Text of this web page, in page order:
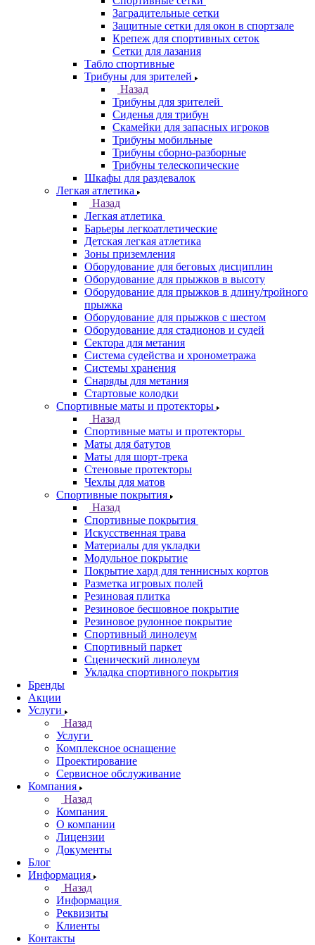
Заградительные сетки
Защитные сетки для окон в спортзале
Крепеж для спортивных сеток
Сетки для лазания
Табло спортивные
Трибуны для зрителей
Назад
Трибуны для зрителей
Сиденья для трибун
Скамейки для запасных игроков
Трибуны мобильные
Трибуны сборно-разборные
Трибуны телескопические
Шкафы для раздевалок
Легкая атлетика
Назад
Легкая атлетика
Барьеры легкоатлетические
Детская легкая атлетика
Зоны приземления
Оборудование для беговых дисциплин
Оборудование для прыжков в высоту
Оборудование для прыжков в длину/тройного
прыжка
Оборудование для прыжков с шестом
Оборудование для стадионов и судей
Сектора для метания
Система судейства и хронометража
Системы хранения
Снаряды для метания
Стартовые колодки
Спортивные маты и протекторы
Назад
Спортивные маты и протекторы
Маты для батутов
Маты для шорт-трека
Стеновые протекторы
Чехлы для матов
Спортивные покрытия
Назад
Спортивные покрытия
Искусственная трава
Материалы для укладки
Модульное покрытие
Покрытие хард для теннисных кортов
Разметка игровых полей
Резиновая плитка
Резиновое бесшовное покрытие
Резиновое рулонное покрытие
Спортивный линолеум
Спортивный паркет
Сценический линолеум
Укладка спортивного покрытия
Бренды
Акции
Услуги
Назад
Услуги
Комплексное оснащение
Проектирование
Сервисное обслуживание
Компания
Назад
Компания
О компании
Лицензии
Документы
Блог
Информация
Назад
Информация
Реквизиты
Клиенты
Контакты